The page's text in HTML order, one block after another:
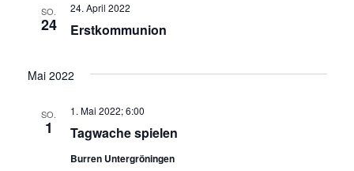
SO.
24 Erstkommunion
24. April 2022
Mai 2022
SO.
1 Tagwache spielen
1. Mai 2022; 6:00
Burren Untergröningen